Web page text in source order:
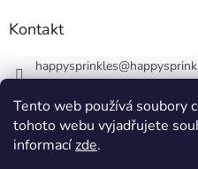
Tento web používá soubory
tohoto webu vyjadřujete
informacízde.
Kontakt
happysprinkles@